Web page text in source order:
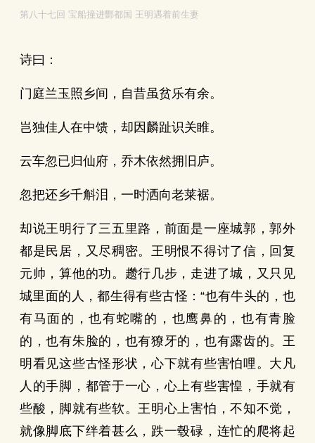
第八十七回 宝船撞进酆都国 王明遇着前生妻
诗曰：
门庭兰玉照乡间，自昔虽贫乐有余。
岂独佳人在中馈，却因麟趾识关睢。
云车忽已归仙府，乔木依然拥旧庐。
忽把还乡千斛泪，一时洒向老莱裾。
却说王明行了三五里路，前面是一座城郭，郭外
都是民居，又尽稠密。王明恨不得讨了信，回复
元帅，算他的功。趱行几步，走进了城，又只见
城里面的人，都生得有些古怪：“也有牛头的，也
有马面的，也有蛇嘴的，也鹰鼻的，也有青脸
的，也有朱脸的，也有獠牙的，也有露齿的。王
明看见这些古怪形状，心下就有些害怕哩。大凡
人的手脚，都管于一心，心上有些害惶，手就有
些酸，脚就有些软。王明心上害怕，不知不觉，
就像脚底下绊着甚么，跌一毂碌，连忙的爬将起